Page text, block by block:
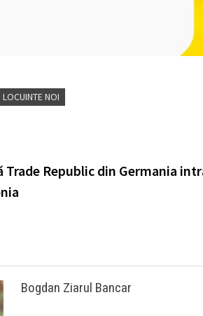
LOCUINTE NOI
Trade Republic din Germania
Bogdan Ziarul Bancar